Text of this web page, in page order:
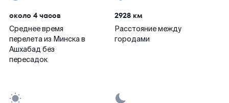
около 4 часов
Среднее время
перелета из Минска в
Ашхабад без
пересадок
2928 км
Расстояние между
городами